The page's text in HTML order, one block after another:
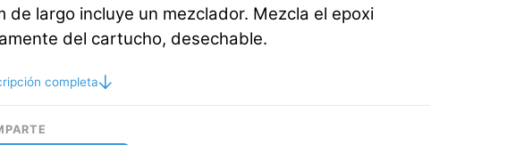
de largo incluye un mezclador. Mezcla el epoxi
del cartucho, desechable.
completa